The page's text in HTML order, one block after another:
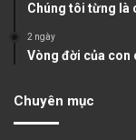
Chúng tôi từng là
2 ngày
Vòng đời của con
Chuyên mục